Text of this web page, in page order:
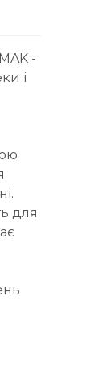
-
і
для